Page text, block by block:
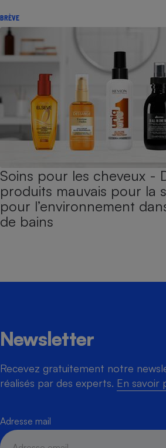
BRÈVE
Soins pour les cheveux -
produits mauvais pour la
pour l’environnement
de bains
Newsletter
Recevez gratuitement notre
réalisés par des experts. En savoir
Adresse mail